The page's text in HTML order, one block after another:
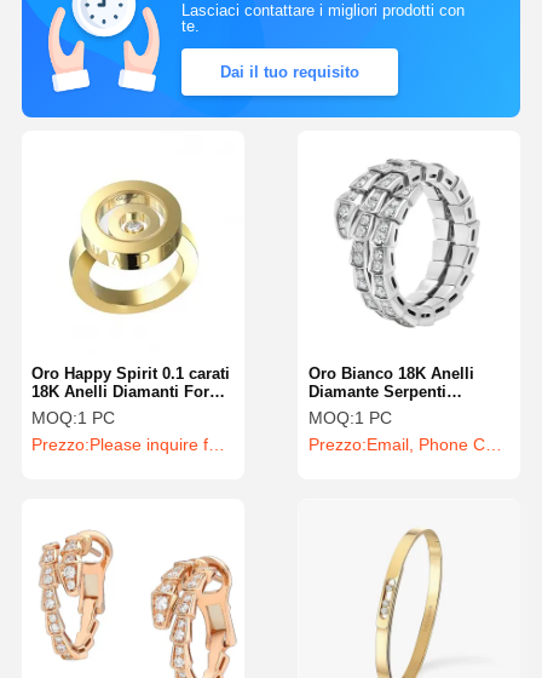
Lasciaci contattare i migliori prodotti con
te.
Dai il tuo requisito
Oro Bianco 18K Anelli
Diamante Serpenti
Serpenti Banda Nuziale
Singolo Doppio
MOQ:1 PC
Prezzo:Email, Phone Call and WhatsApp Inquiry
Oro Happy Spirit 0.1 carati
18K Anelli Diamanti Forma
Cuore Gioielli
MOQ:1 PC
Prezzo:Please inquire for precise price